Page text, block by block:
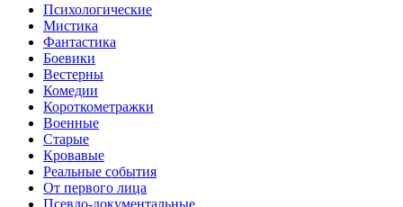
Психологические
Мистика
Фантастика
Боевики
Вестерны
Комедии
Короткометражки
Военные
Старые
Кровавые
Реальные события
От первого лица
Псевдо-документальные